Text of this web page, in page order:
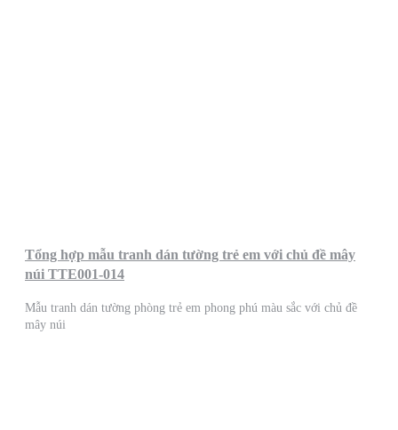
Tổng hợp mẫu tranh dán tường trẻ em với chủ đề mây
núi TTE001-014
Mẫu tranh dán tường phòng trẻ em phong phú màu sắc với chủ đề
mây núi